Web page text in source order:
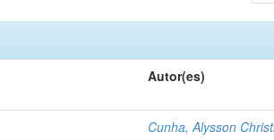
Autor(es)
Cunha, Alysson